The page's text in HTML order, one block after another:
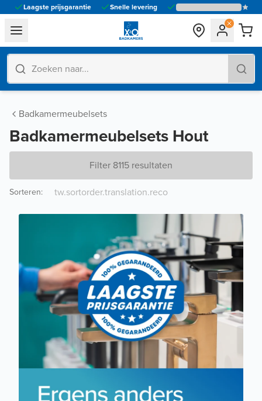
Laagste prijsgarantie Snelle levering
general.navigation.toggle_menu.label
Badkamermeubelsets
Badkamermeubelsets Hout
Filter 8115 resultaten
Sorteren: